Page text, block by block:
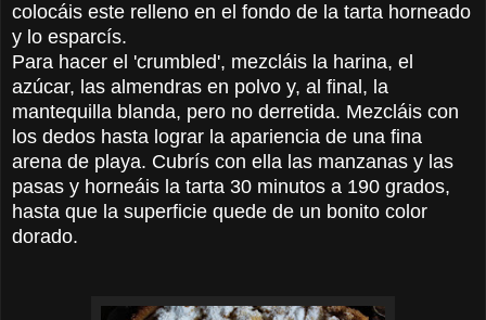
colocáis este relleno en el fondo de la tarta horneado
y lo esparcís.
Para hacer el 'crumbled', mezcláis la harina, el
azúcar, las almendras en polvo y, al final, la
mantequilla blanda, pero no derretida. Mezcláis con
los dedos hasta lograr la apariencia de una fina
arena de playa. Cubrís con ella las manzanas y las
pasas y horneáis la tarta 30 minutos a 190 grados,
hasta que la superficie quede de un bonito color
dorado.